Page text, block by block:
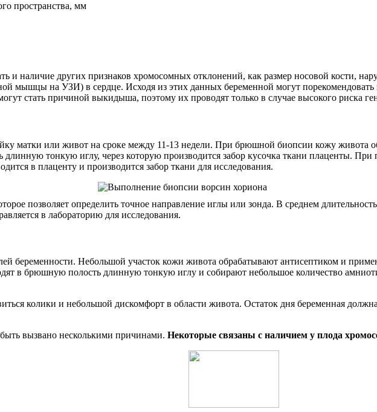
пространства, мм
и наличие других признаков хромосомных отклонений, как размер носовой кости,
мышцы на УЗИ) в сердце. Исходя из этих данных беременной могут
стать причиной выкидыша, поэтому их проводят только в случае высокого риска
матки или живот на сроке между 11-13 недели. При брюшной биопсии кожу живота
тонкую иглу, через которую производится забор кусочка ткани плаценты.
в плаценту и производится забор ткани для исследования.
позволяет определить точное направление иглы или зонда. В среднем
в лабораторию для исследования.
беременности. Небольшой участок кожи живота обрабатывают антисептиком и
в брюшную полость длинную тонкую иглу и собирают небольшое количество
колики и небольшой дискомфорт в области живота. Остаток дня беременная
вызвано несколькими причинами. Некоторые связаны с наличием у плода